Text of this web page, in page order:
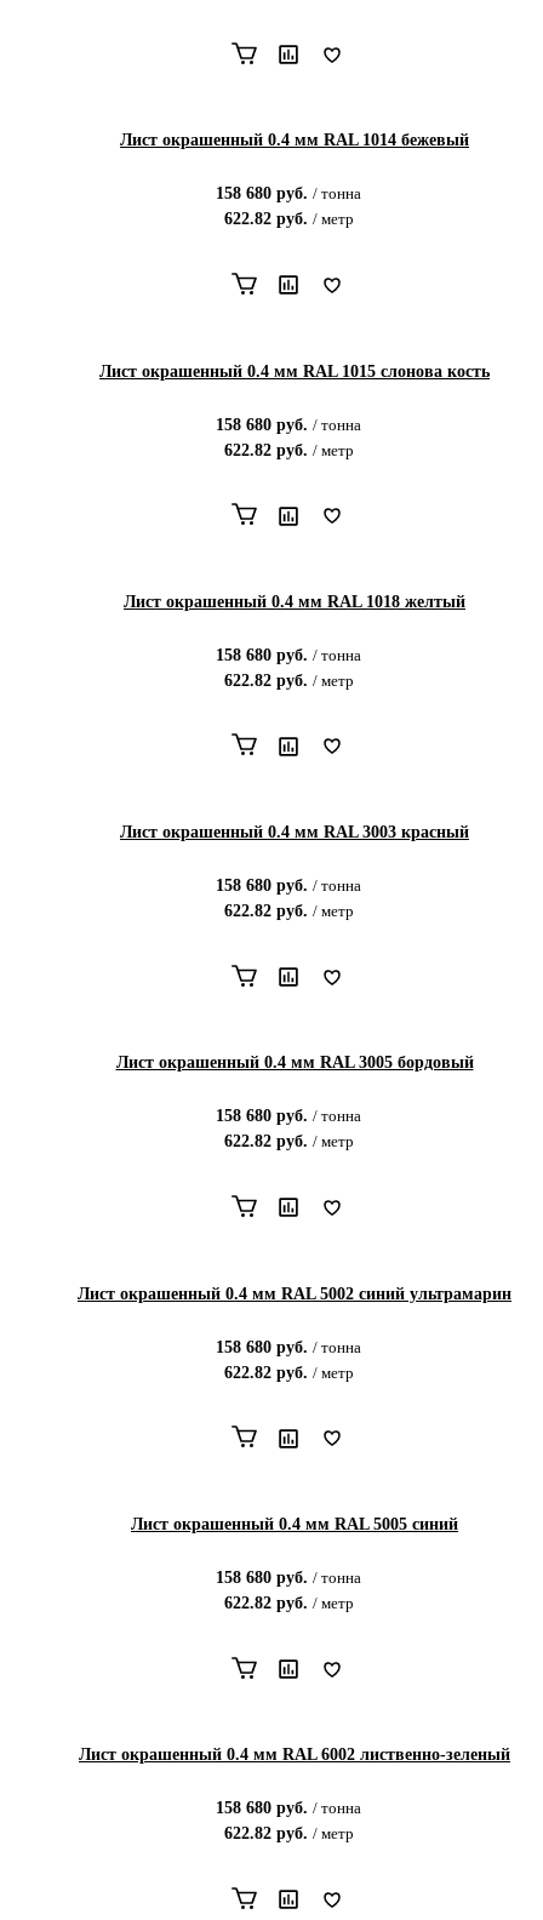
Лист окрашенный 0.4 мм RAL 1014 бежевый
158 680 руб. / тонна
622.82руб. / метр
Лист окрашенный 0.4 мм RAL 1015 слонова кость
158 680 руб. / тонна
622.82руб. / метр
Лист окрашенный 0.4 мм RAL 1018 желтый
158 680 руб. / тонна
622.82руб. / метр
Лист окрашенный 0.4 мм RAL 3003 красный
158 680 руб. / тонна
622.82руб. / метр
Лист окрашенный 0.4 мм RAL 3005 бордовый
158 680 руб. / тонна
622.82руб. / метр
Лист окрашенный 0.4 мм RAL 5002 синий ультрамарин
158 680 руб. / тонна
622.82руб. / метр
Лист окрашенный 0.4 мм RAL 5005 синий
158 680 руб. / тонна
622.82руб. / метр
Лист окрашенный 0.4 мм RAL 6002 лиственно-зеленый
158 680 руб. / тонна
622.82руб. / метр